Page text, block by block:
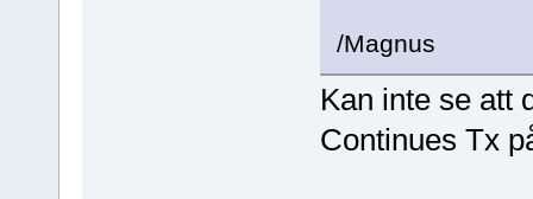
/Magnus
Kan inte se att
Continues Tx